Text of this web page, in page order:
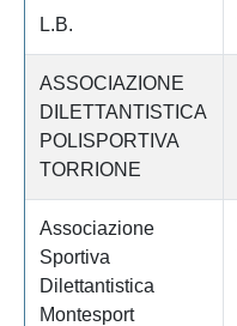
L.B.
ASSOCIAZIONE
DILETTANTISTICA
POLISPORTIVA
TORRIONE
Associazione
Sportiva
Dilettantistica
Montesport